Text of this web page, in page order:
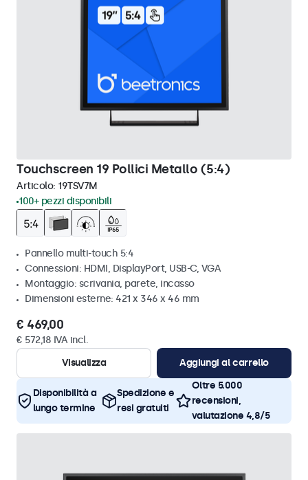
Touchscreen 19 Pollici Metallo (5:4)
Articolo: 19TSV7M
100+ pezzi disponibili
Pannello multi-touch 5:4
Connessioni: HDMI, DisplayPort, USB-C, VGA
Montaggio: scrivania, parete, incasso
Dimensioni esterne: 421 x 346 x 46 mm
€ 469,00
€ 572,18 IVA incl.
Visualizza
Aggiungi al carrello
Disponibilità a
lungo termine
Spedizione e
resi gratuiti
Oltre 5.000
recensioni,
valutazione 4,8/5